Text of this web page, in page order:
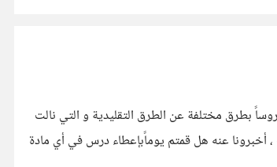
بطرق مختلفة عن الطرق التقليدية و التي نالت
أخبرونا عنه هل قمتم يوماًبإعطاء درس في أي مادة